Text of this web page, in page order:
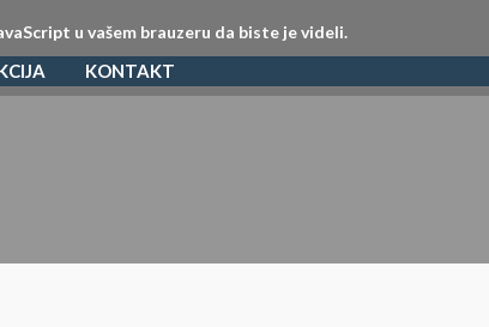
u vašem brauzeru da biste je videli.
KONTAKT